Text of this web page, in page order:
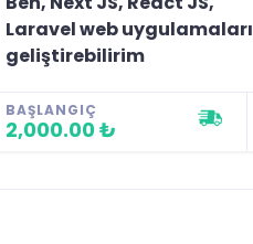
Laravel web uygulamaları
geliştirebilirim
BAŞLANGIÇ
2,000.00 ₺